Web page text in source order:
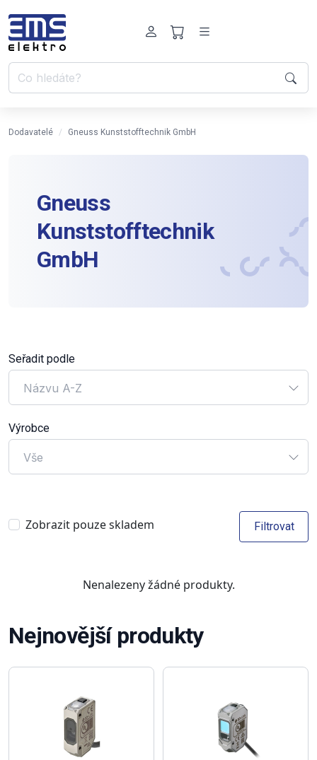
Dodavatelé Gneuss Kunststofftechnik GmbH
Gneuss
Kunststofftechnik
GmbH
Seřadit podle
Názvu A-Z
Výrobce
Vše
Zobrazit pouze skladem Filtrovat
Nenalezeny žádné produkty.
Nejnovější produkty